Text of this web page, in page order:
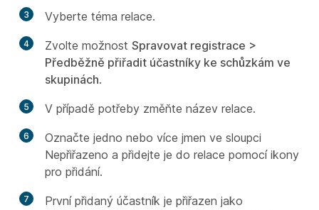
3 Vyberte téma relace.
4 Zvolte možnost Spravovat registrace >
Předběžně přiřadit účastníky ke schůzkám ve
skupinách.
5 V případě potřeby změňte název relace.
6
Označte jedno nebo více jmen ve sloupci
Nepřiřazeno a přidejte je do relace pomocí ikony
pro přidání.
7
První přidaný účastník je přiřazen jako